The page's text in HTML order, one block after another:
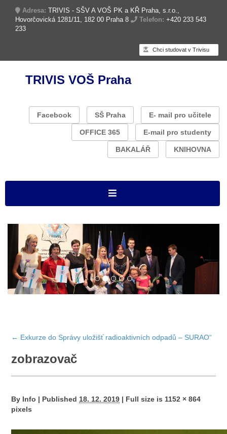
Adresa: TRIVIS - SŠV A VOŠ PK a KŘ Praha, s.r.o.,
Hovorčovická 1281/11, 182 00 Praha 8
Telefon: +420 233 543
233
Chci studovat v Trivisu
TRIVIS VOŠ Praha
Facebook SŠ Praha E- mail pro učitele
OFFICE 365 E-mail pro studenty
BAKALÁŘ KNIHOVNA
← Exkurze do Správy uložišť radioaktivních odpadů – SURAO“
zobrazovač
By Info | Published 18. 12. 2019 | Full size is 1152 × 864
pixels